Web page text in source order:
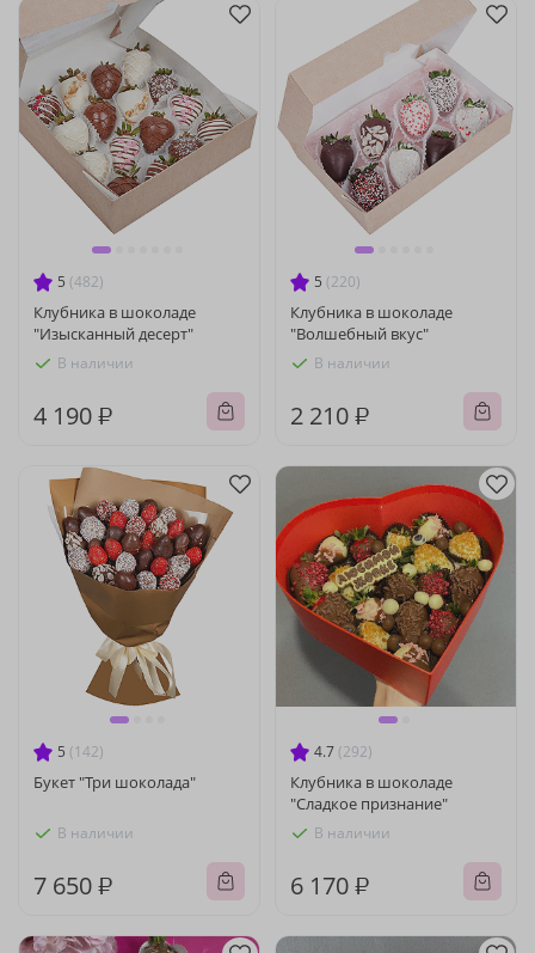
5 (482)
Клубника в шоколаде
"Изысканный десерт"
В наличии
4 190 ₽
5 (220)
Клубника в шоколаде
"Волшебный вкус"
В наличии
2 210 ₽
5 (142)
Букет "Три шоколада"
В наличии
7 650 ₽
4.7 (292)
Клубника в шоколаде
"Сладкое признание"
В наличии
6 170 ₽